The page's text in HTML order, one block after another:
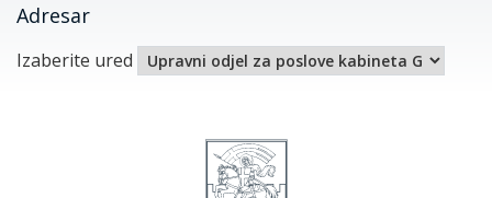
Adresar
Izaberite ured